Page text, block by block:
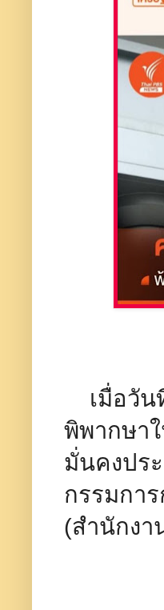
เมื่อวัน
พิพากษา
มั่นคงปร
กรรมกา
(สำนักงา